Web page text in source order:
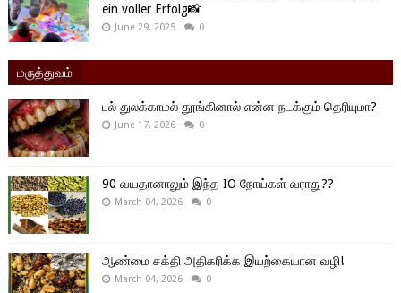
ein voller Erfolg📸
June 29, 2025 0
மருத்துவம்
பல் துலக்காமல் தூங்கினால் என்ன நடக்கும் தெரியுமா?
June 17, 2026 0
90 வயதானாலும் இந்த IO நோய்கள் வராது??
March 04, 2026 0
ஆண்மை சக்தி அதிகரிக்க இயற்கையான வழி!
March 04, 2026 0